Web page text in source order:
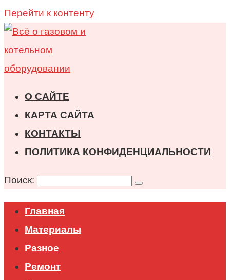
Перейти к контенту
О САЙТЕ
КАРТА САЙТА
КОНТАКТЫ
ПОЛИТИКА КОНФИДЕНЦИАЛЬНОСТИ
Поиск:
Главная
Материалы
Разное
Ремонт